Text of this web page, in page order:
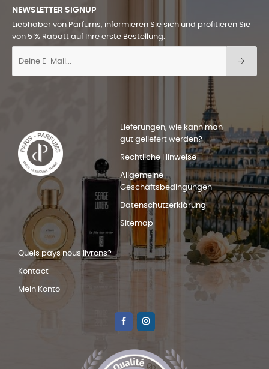
NEWSLETTER SIGNUP
Liebhaber von Parfums, informieren Sie sich und profitieren Sie
von 5 % Rabatt auf Ihre erste Bestellung.
Lieferungen, wie kann man
gut geliefert werden?
Rechtliche Hinweise
Allgemeine
Geschäftsbedingungen
Datenschutzerklärung
Sitemap
Quels pays nous livrons?
Kontact
Mein Konto